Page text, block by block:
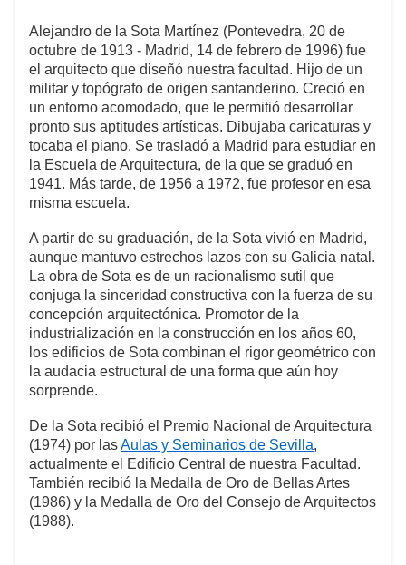
Alejandro de la Sota Martínez (Pontevedra, 20 de
octubre de 1913 - Madrid, 14 de febrero de 1996) fue
el arquitecto que diseñó nuestra facultad. Hijo de un
militar y topógrafo de origen santanderino. Creció en
un entorno acomodado, que le permitió desarrollar
pronto sus aptitudes artísticas. Dibujaba caricaturas y
tocaba el piano. Se trasladó a Madrid para estudiar en
la Escuela de Arquitectura, de la que se graduó en
1941. Más tarde, de 1956 a 1972, fue profesor en esa
misma escuela.
A partir de su graduación, de la Sota vivió en Madrid,
aunque mantuvo estrechos lazos con su Galicia natal.
La obra de Sota es de un racionalismo sutil que
conjuga la sinceridad constructiva con la fuerza de su
concepción arquitectónica. Promotor de la
industrialización en la construcción en los años 60,
los edificios de Sota combinan el rigor geométrico con
la audacia estructural de una forma que aún hoy
sorprende.
De la Sota recibió el Premio Nacional de Arquitectura
(1974) por lasAulas y Seminarios de Sevilla,
actualmente el Edificio Central de nuestra Facultad.
También recibió la Medalla de Oro de Bellas Artes
(1986) y la Medalla de Oro del Consejo de Arquitectos
(1988).